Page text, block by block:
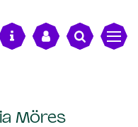
Möres: